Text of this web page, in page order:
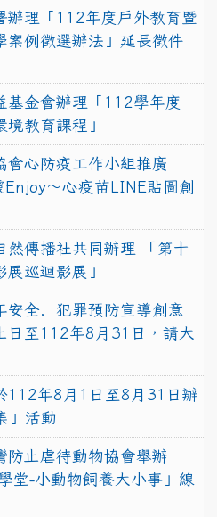
辦理「112年度戶外教育暨
案例徵選辦法」延長徵件
基金會辦理「112學年度
教育課程」
會心防疫工作小組推廣
Enjoy〜心疫苗LINE貼圖創
然傳播社共同辦理 「第十
巡迴影展」
安全．犯罪預防宣導創意
日至112年8月31日，請大
112年8月1日至8月31日辦
」活動
防止虐待動物協會舉辦
堂-小動物飼養大小事」線